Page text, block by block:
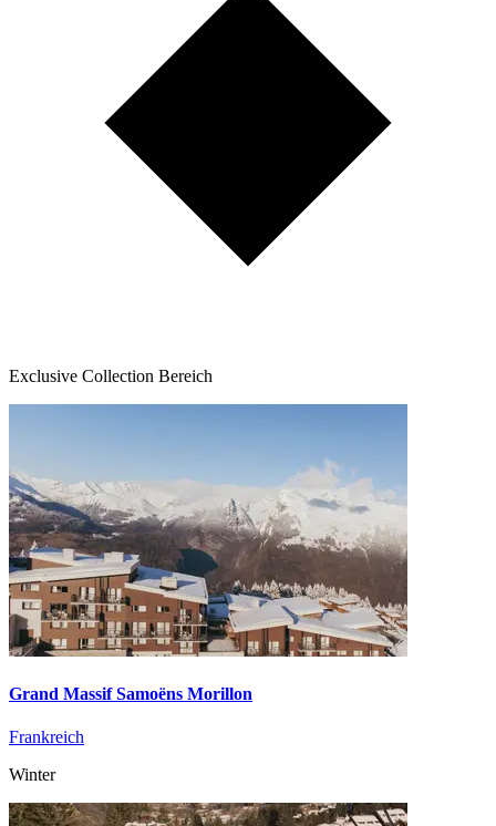
Exclusive Collection Bereich
Grand Massif Samoëns Morillon
Frankreich
Winter